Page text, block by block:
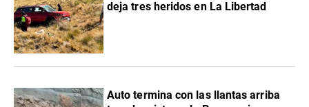
deja tres heridos en La Libertad
Auto termina con las llantas arriba